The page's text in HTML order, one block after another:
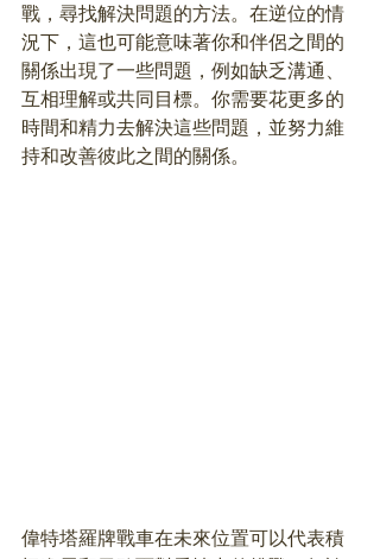
戰，尋找解決問題的方法。在逆位的情
況下，這也可能意味著你和伴侶之間的
關係出現了一些問題，例如缺乏溝通、
互相理解或共同目標。你需要花更多的
時間和精力去解決這些問題，並努力維
持和改善彼此之間的關係。
偉特塔羅牌戰車在未來位置可以代表積